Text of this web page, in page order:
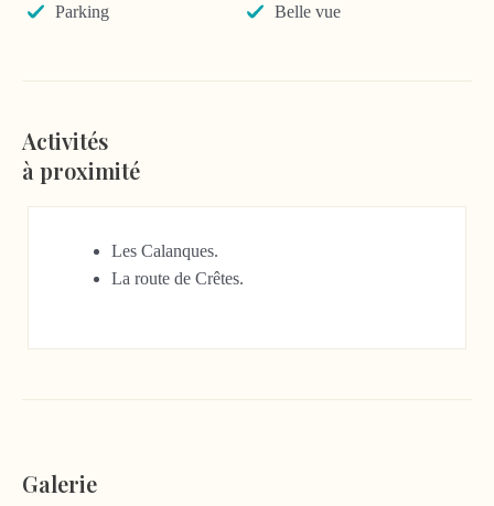
Parking Belle vue
Activités
à proximité
Les Calanques.
La route de Crêtes.
Galerie